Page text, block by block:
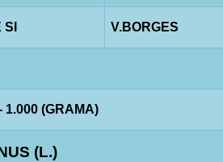
V.BORGES
1.000 (GRAMA)
(L.)